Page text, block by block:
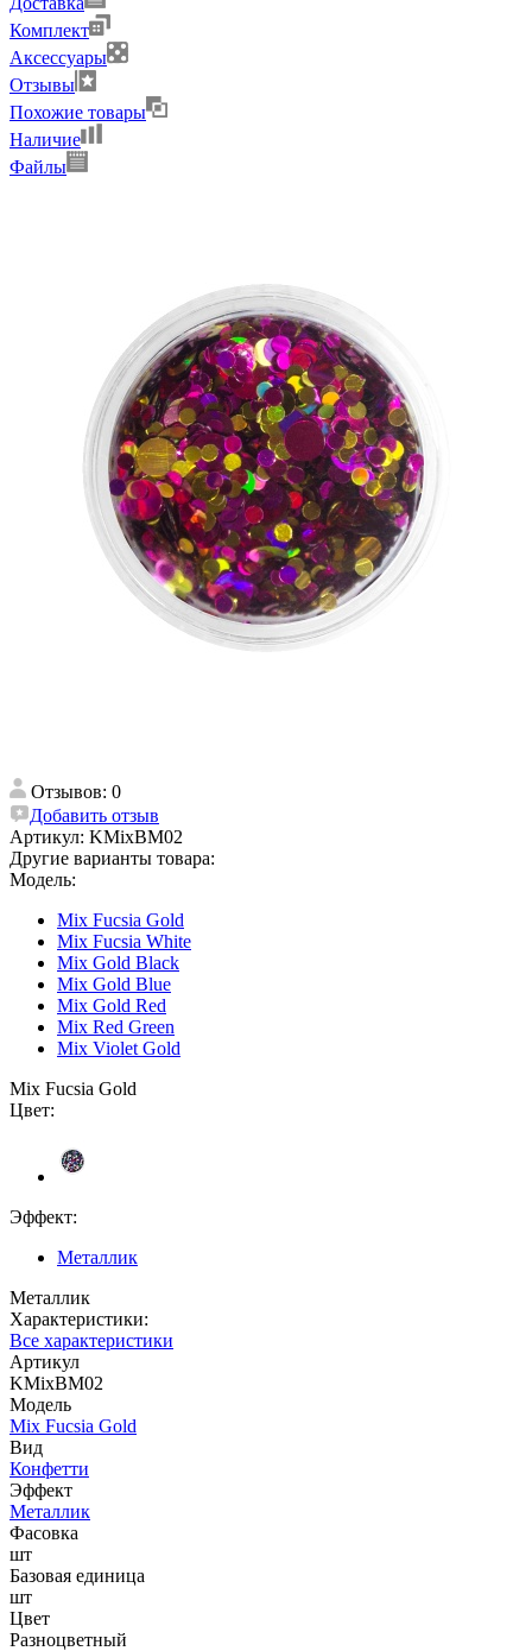
Комплект
Аксессуары
Отзывы
Похожие товары
Наличие
Файлы
Отзывов: 0
Добавить отзыв
Артикул: KMixBM02
Другие варианты товара:
Модель:
Mix Fucsia Gold
Mix Fucsia White
Mix Gold Black
Mix Gold Blue
Mix Gold Red
Mix Red Green
Mix Violet Gold
Mix Fucsia Gold
Цвет:
Эффект:
Металлик
Металлик
Характеристики:
Все характеристики
Артикул
KMixBM02
Модель
Mix Fucsia Gold
Вид
Конфетти
Эффект
Металлик
Фасовка
шт
Базовая единица
шт
Цвет
Разноцветный